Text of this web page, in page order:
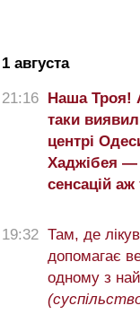
1 августа
21:16 Наша Троя!
таки
центрі
Хаджібея —
сенсацій аж
19:32 Там, де
допомагає
одному з